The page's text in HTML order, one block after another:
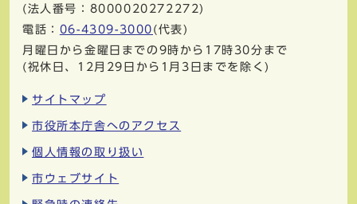
(法人番号：8000020272272)
電話： 06-4309-3000 (代表)
月曜日から金曜日までの9時から17時30分まで
(祝休日、12月29日から1月3日までを除く)
サイトマップ
市役所本庁舎へのアクセス
個人情報の取り扱い
市ウェブサイト